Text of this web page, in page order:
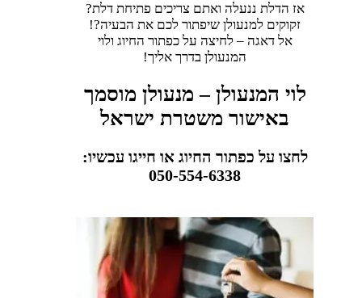
אז הדלת ננעלה ואתם צריכים פתיחת דלת?
זקוקים למנעולן שיפתור לכם את הבעיה?!
אל דאגה – לחיצה על כפתור החיוג ולוי
המנעולן בדרך אליך!
לוי המנעולן – מנעולן מוסמך
באישור משטרת ישראל
לחצו על כפתור החיוג או חייגו עכשיו:
050-554-6338